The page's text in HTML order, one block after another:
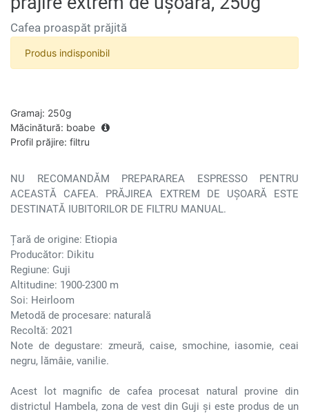
Cafea proaspăt prăjită
Produs indisponibil
Gramaj: 250g
Măcinătură: boabe
Profil prăjire: filtru
NU RECOMANDĂM PREPARAREA ESPRESSO PENTRU
ACEASTĂ CAFEA. PRĂJIREA EXTREM DE UȘOARĂ ESTE
DESTINATĂ IUBITORILOR DE FILTRU MANUAL.
Țară de origine: Etiopia
Producător: Dikitu
Regiune: Guji
Altitudine: 1900-2300 m
Soi: Heirloom
Metodă de procesare: naturală
Recoltă: 2021
Note de degustare: zmeură, caise, smochine, iasomie, ceai
negru, lămâie, vanilie.
Acest lot magnific de cafea procesat natural provine din
districtul Hambela, zona de vest din Guji și este produs de un